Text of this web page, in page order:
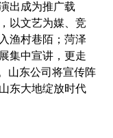
出成为推广载
以文艺为媒、竞
渔村巷陌；菏泽
集中宣讲，更走
山东公司将宣传阵
东大地绽放时代